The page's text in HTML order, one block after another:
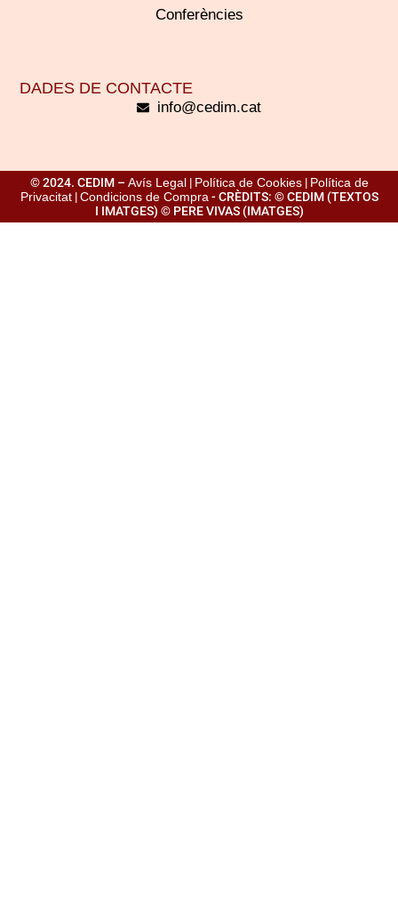
DADES DE CONTACTE
info@cedim.cat
Conferències
© 2024. CEDIM – Avís Legal| Política de Cookies| Política de
Privacitat|Condicions de Compra- CRÈDITS: © CEDIM (TEXTOS
I IMATGES) © PERE VIVAS (IMATGES)